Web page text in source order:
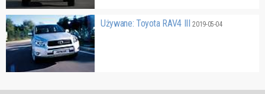
Używane: Toyota RAV4 III2019-05-04